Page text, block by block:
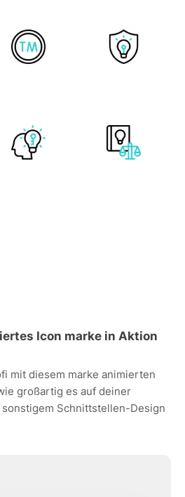
Icon marke in Aktion
mit diesem marke animierten
großartig es auf deiner
Schnittstellen-Design